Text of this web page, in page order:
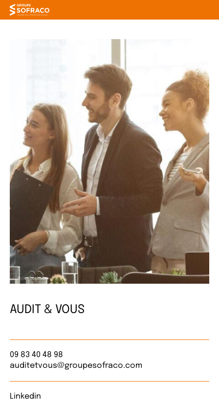
AUDIT & VOUS
09 83 40 48 98
auditetvous@groupesofraco.com
Linkedin